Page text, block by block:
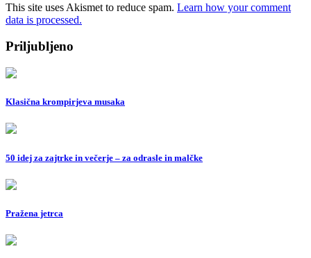
This site uses Akismet to reduce spam. Learn how your comment
data is processed.
Priljubljeno
Klasična krompirjeva musaka
50 idej za zajtrke in večerje – za odrasle in malčke
Pražena jetrca